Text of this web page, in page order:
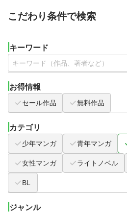
こだわり条件で検索
キーワード
お得情報
セール作品 無料作品
カテゴリ
少年マンガ 青年マンガ
女性マンガ ライトノベル
BL
ジャンル